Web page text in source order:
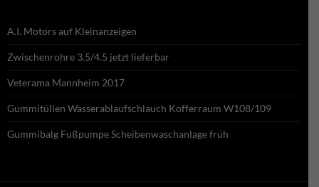
A.I. Motors auf Kleinanzeigen
Zwischenrohre 3.5/4.5 jetzt lieferbar
Veterama Mannheim 2017
Gummitüllen Wasserablaufschlauch Kofferraum W108/109
Gummibalg Fußpumpe Scheibenwaschanlage früh